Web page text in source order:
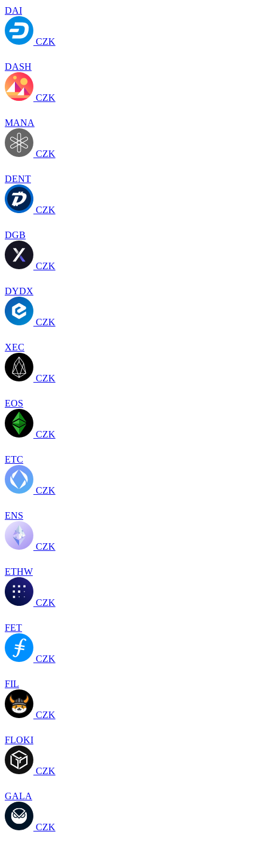
DAI
CZK
DASH
CZK
MANA
CZK
DENT
CZK
DGB
CZK
DYDX
CZK
XEC
CZK
EOS
CZK
ETC
CZK
ENS
CZK
ETHW
CZK
FET
CZK
FIL
CZK
FLOKI
CZK
GALA
CZK